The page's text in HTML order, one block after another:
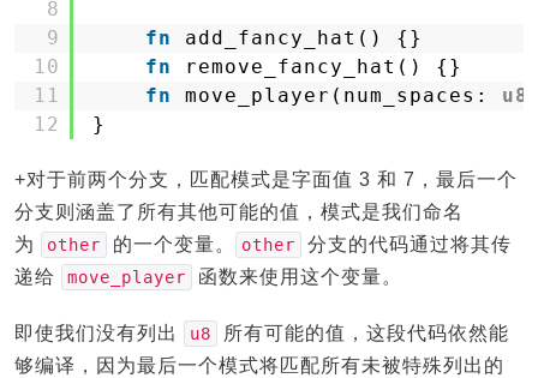
8
9
10
11
12
fn
add_fancy_hat() {}
fn
remove_fancy_hat() {}
fn
move_player(num_spaces: u8
}
+对于前两个分支，匹配模式是字面值 3 和 7，最后一个
分支则涵盖了所有其他可能的值，模式是我们命名
为
other 的一个变量。 other
分支的代码通过将其传
递给
move_player 函数来使用这个变量。
即使我们没有列出 u8
所有可能的值，这段代码依然能
够编译，因为最后一个模式将匹配所有未被特殊列出的